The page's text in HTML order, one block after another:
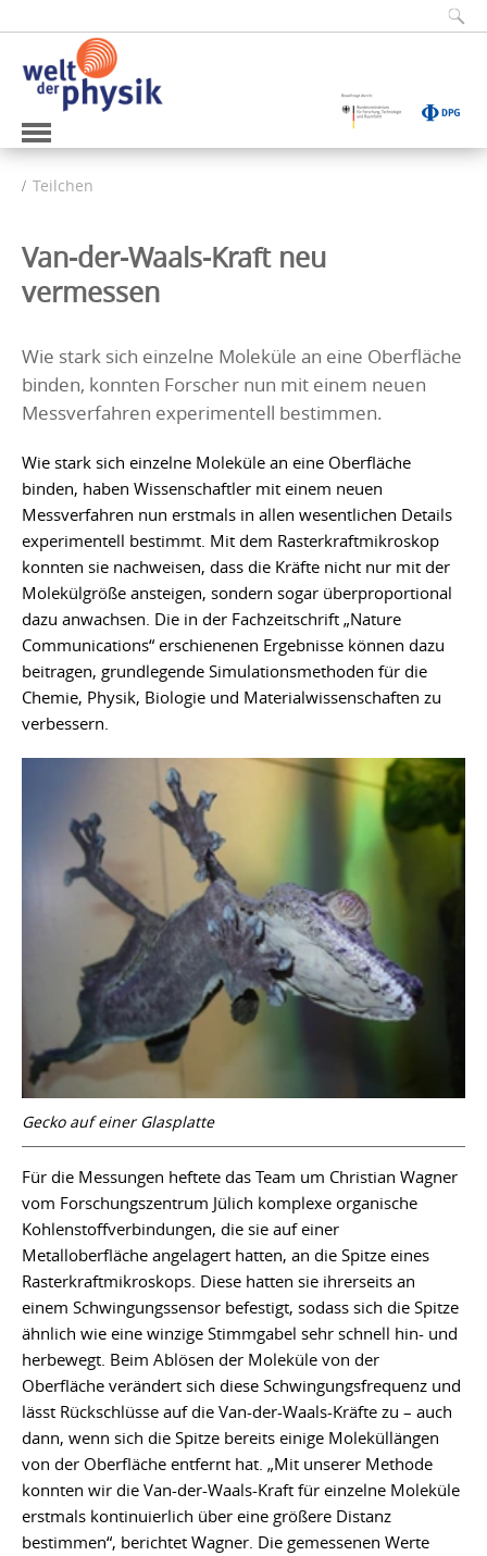
Teilchen
Van-der-Waals-Kraft neu
vermessen
Wie stark sich einzelne Moleküle an eine Oberfläche
binden, konnten Forscher nun mit einem neuen
Messverfahren experimentell bestimmen.
Wie stark sich einzelne Moleküle an eine Oberfläche
binden, haben Wissenschaftler mit einem neuen
Messverfahren nun erstmals in allen wesentlichen Details
experimentell bestimmt. Mit dem Rasterkraftmikroskop
konnten sie nachweisen, dass die Kräfte nicht nur mit der
Molekülgröße ansteigen, sondern sogar überproportional
dazu anwachsen. Die in der Fachzeitschrift „Nature
Communications“ erschienenen Ergebnisse können dazu
beitragen, grundlegende Simulationsmethoden für die
Chemie, Physik, Biologie und Materialwissenschaften zu
verbessern.
Gecko auf einer Glasplatte
Für die Messungen heftete das Team um Christian Wagner
vom Forschungszentrum Jülich komplexe organische
Kohlenstoffverbindungen, die sie auf einer
Metalloberfläche angelagert hatten, an die Spitze eines
Rasterkraftmikroskops. Diese hatten sie ihrerseits an
einem Schwingungssensor befestigt, sodass sich die Spitze
ähnlich wie eine winzige Stimmgabel sehr schnell hin- und
herbewegt. Beim Ablösen der Moleküle von der
Oberfläche verändert sich diese Schwingungsfrequenz und
lässt Rückschlüsse auf die Van-der-Waals-Kräfte zu – auch
dann, wenn sich die Spitze bereits einige Moleküllängen
von der Oberfläche entfernt hat. „Mit unserer Methode
konnten wir die Van-der-Waals-Kraft für einzelne Moleküle
erstmals kontinuierlich über eine größere Distanz
bestimmen“, berichtet Wagner. Die gemessenen Werte